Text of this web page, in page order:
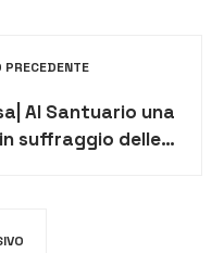
Al Santuario una
suffraggio delle